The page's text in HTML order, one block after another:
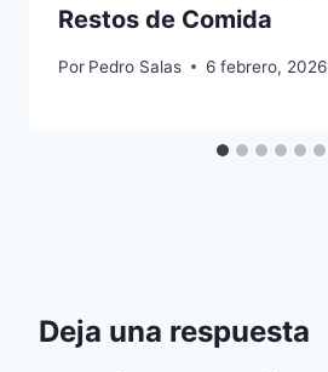
Restos de Comida
Por Pedro Salas 6 febrero, 2026
Deja una respuesta